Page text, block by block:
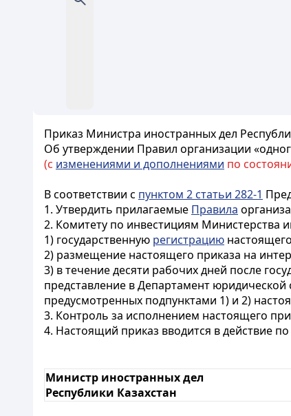
Приказ Министра иностранных дел
Об утверждении Правил организации
(с изменениями и дополнениями по
В соответствии с пунктом 2 статьи 282-1
1. Утвердить прилагаемые Правила
2. Комитету по инвестициям Министерства
1) государственную регистрацию
2) размещение настоящего приказа на
3) в течение десяти рабочих дней после
представление в Департамент
предусмотренных подпунктами 1) и 2)
3. Контроль за исполнением настоящего
4. Настоящий приказ вводится в действие
Министр иностранных дел
Республики Казахстан